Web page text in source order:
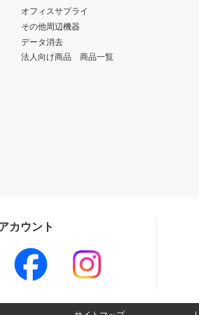
オフィスサプライ
その他周辺機器
データ消去
法人向け商品 商品一覧
カウント